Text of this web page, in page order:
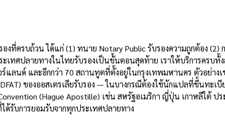
ครบถ้วน ได้แก่ (1) ทนาย Notary Public รับรองความถูกต้อง (2) ก
ทศปลายทางในไทยรับรองเป็นขั้นตอนสุดท้าย เราให้บริการครบ
ลนด์ และอีกกว่า 70 สถานทูตที่ตั้งอยู่ในกรุงเทพมหานคร ตัวอย่าง
ของออสเตรเลียรับรอง — ในบางกรณีต้องใช้นักแปลที่ขึ้นทะเ
(Hague Apostille) เช่น สหรัฐอเมริกา ญี่ปุ่น เกาหลีใต้
รับการยอมรับจากทุกประเทศปลายทาง